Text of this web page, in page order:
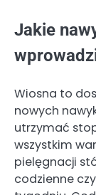
Jakie
Wiosna to
nowych
utrzymać
wszystkim
pielęgnacji
codzienne